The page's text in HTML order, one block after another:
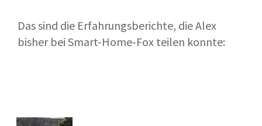
Das sind die Erfahrungsberichte, die Alex
bisher bei Smart-Home-Fox teilen konnte: